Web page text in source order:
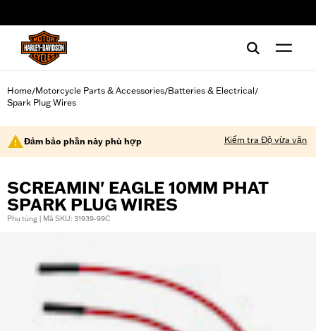
Home/Motorcycle Parts & Accessories/Batteries & Electrical/
Spark Plug Wires
Đảm bảo phần này phù hợp Kiểm tra Độ vừa vặn
SCREAMIN' EAGLE 10MM PHAT
SPARK PLUG WIRES
Phụ tùng | Mã SKU: 31939-99C